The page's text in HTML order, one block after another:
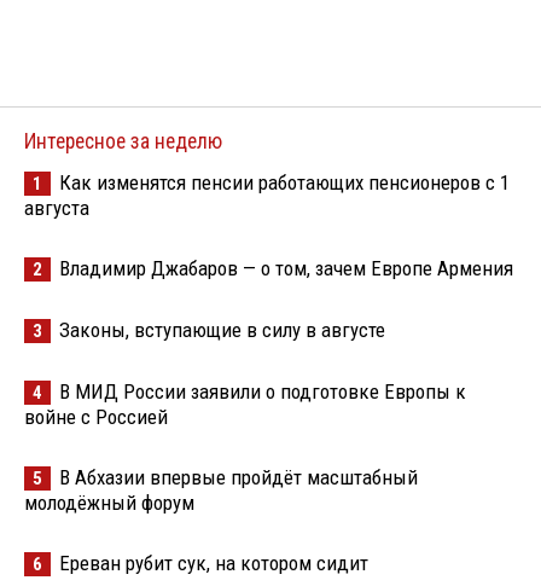
Интересное за неделю
1
Как изменятся пенсии работающих пенсионеров с 1
августа
2 Владимир Джабаров — о том, зачем Европе Армения
3 Законы, вступающие в силу в августе
4
В МИД России заявили о подготовке Европы к
войне с Россией
5
В Абхазии впервые пройдёт масштабный
молодёжный форум
6 Ереван рубит сук, на котором сидит